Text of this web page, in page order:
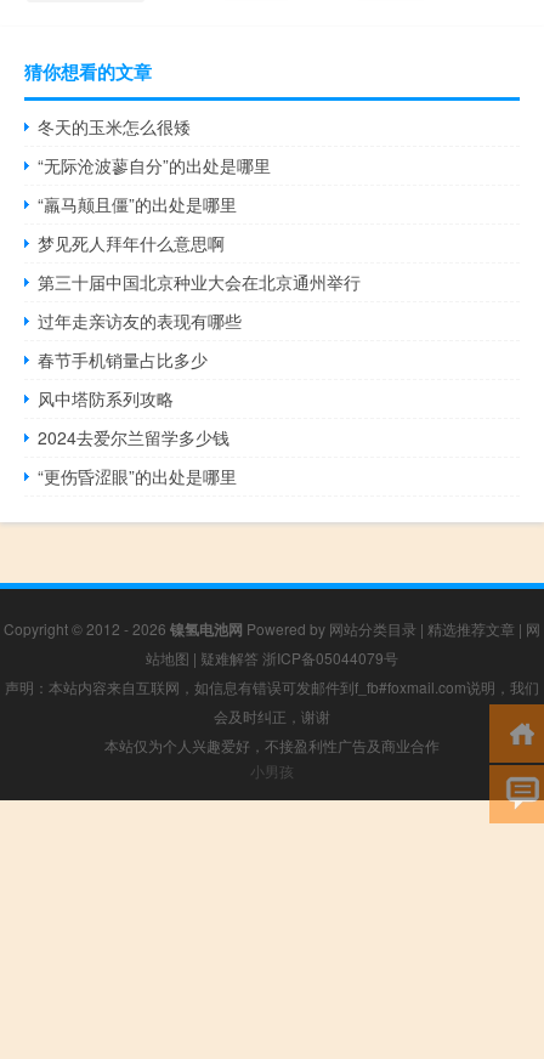
猜你想看的文章
冬天的玉米怎么很矮
“无际沧波蓼自分”的出处是哪里
“羸马颠且僵”的出处是哪里
梦见死人拜年什么意思啊
第三十届中国北京种业大会在北京通州举行
过年走亲访友的表现有哪些
春节手机销量占比多少
风中塔防系列攻略
2024去爱尔兰留学多少钱
“更伤昏涩眼”的出处是哪里
Copyright © 2012 - 2026 镍氢电池网 Powered by 网站分类目录 | 精选推荐文章 | 网
站地图 | 疑难解答 浙ICP备05044079号
声明：本站内容来自互联网，如信息有错误可发邮件到f_fb#foxmail.com说明，我们
会及时纠正，谢谢
本站仅为个人兴趣爱好，不接盈利性广告及商业合作
小男孩